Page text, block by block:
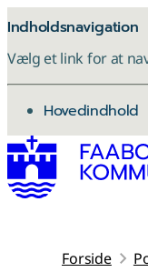
Indholdsnavigation
Vælg et link for at
gå til
Hovedindhold
Forside